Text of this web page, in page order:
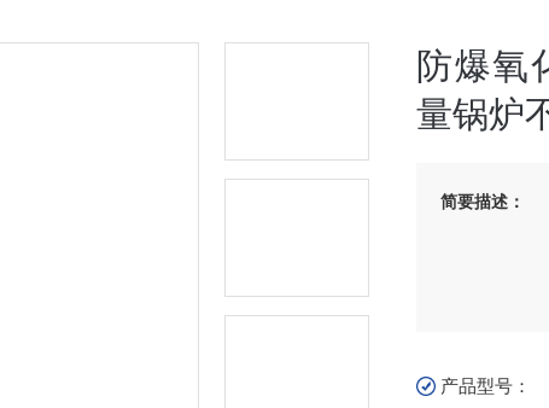
防爆氧
量锅炉
简要描述：
产品型号：